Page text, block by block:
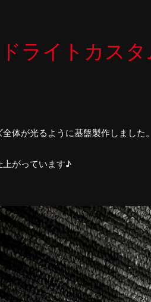
ライトカスタ
体が光るように基盤製作しました
上がっています♪